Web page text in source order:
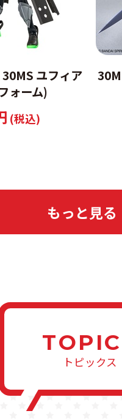
ユフィア
ォーム)
(税込)
もっと見る
トピックス